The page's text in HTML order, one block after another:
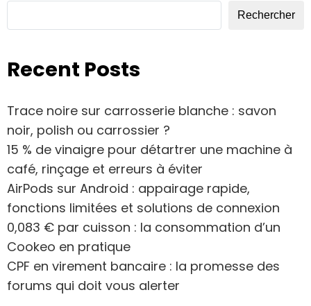
Rechercher
Recent Posts
Trace noire sur carrosserie blanche : savon
noir, polish ou carrossier ?
15 % de vinaigre pour détartrer une machine à
café, rinçage et erreurs à éviter
AirPods sur Android : appairage rapide,
fonctions limitées et solutions de connexion
0,083 € par cuisson : la consommation d’un
Cookeo en pratique
CPF en virement bancaire : la promesse des
forums qui doit vous alerter